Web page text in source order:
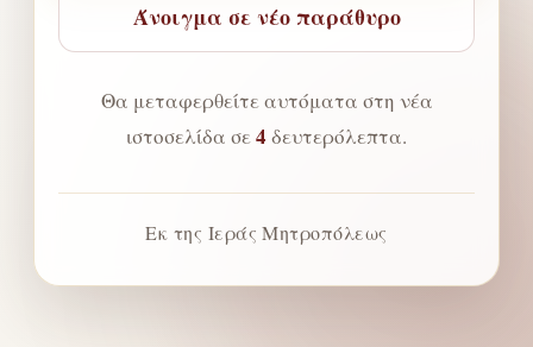
Άνοιγμα σε νέο παράθυρο
Θα μεταφερθείτε αυτόματα στη νέα
ιστοσελίδα σε4 δευτερόλεπτα.
Εκ της Ιεράς Μητροπόλεως